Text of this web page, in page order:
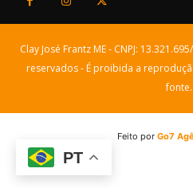
Clay José Frantz ME - CNPJ:
reservados - É proibida a
fonte.
Feito porGo7
PT